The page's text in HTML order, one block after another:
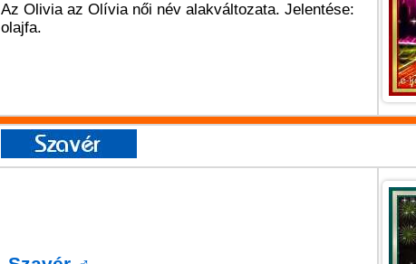
Az Olivia az Olívia női név alakváltozata. Jelentése:
olajfa.